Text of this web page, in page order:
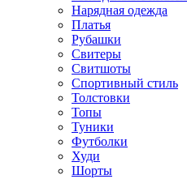
Нарядная одежда
Платья
Рубашки
Свитеры
Свитшоты
Спортивный стиль
Толстовки
Топы
Туники
Футболки
Худи
Шорты